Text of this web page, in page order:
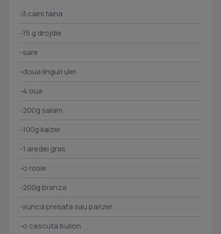
-3 caini faina
-15 g drojdie
-sare
-doua linguri ulei
-4 oua
-200g salam
-100g kaizer
-1 aredei gras
-o rosie
-200g branza
-sunca presata sau parizer
-o cescuta bulion